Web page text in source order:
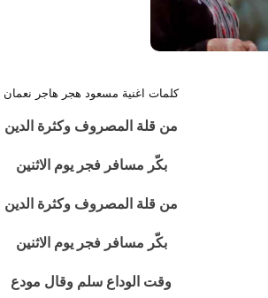
كلمات اغنية مسعود هجر هاجر نعمان
من قلة المصروف وكثرة الدين
بكّر مسافر فجر يوم الاثنين
من قلة المصروف وكثرة الدين
بكّر مسافر فجر يوم الاثنين
وقت الوداع سلم وقال مودع